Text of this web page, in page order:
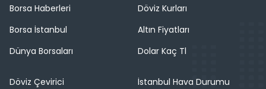
Borsa Haberleri
Borsa İstanbul
Dünya Borsaları
Döviz Kurları
Altın Fiyatları
Dolar Kaç Tl
Döviz Çevirici
İstanbul Hava Durumu